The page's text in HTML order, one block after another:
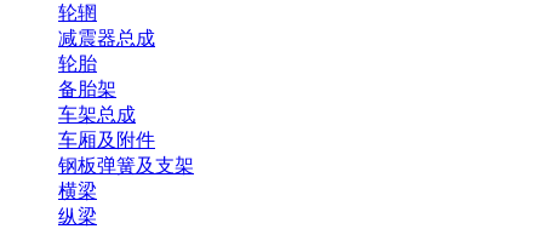
轮辋
减震器总成
轮胎
备胎架
车架总成
车厢及附件
钢板弹簧及支架
横梁
纵梁